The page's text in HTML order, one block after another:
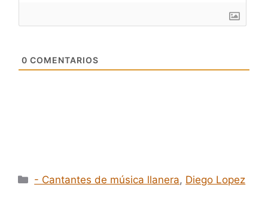
0 COMENTARIOS
Categorías
- Cantantes de música llanera, Diego Lopez